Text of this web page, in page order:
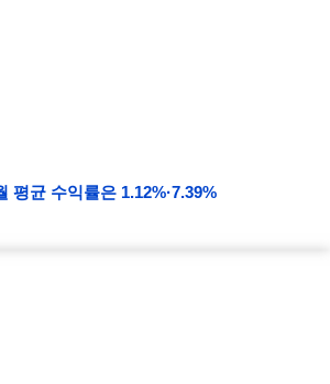
평균 수익률은 1.12%·7.39%